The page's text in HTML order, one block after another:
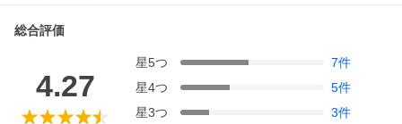
総合評価
4.27
星5つ 7件
星4つ 5件
星3つ 3件